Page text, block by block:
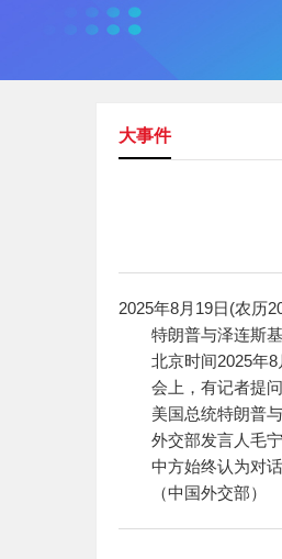
大事件
2025年8月19日(农历
特朗普与泽连斯基
北京时间2025年8月
会上，有记者提问
美国总统特朗普与
外交部发言人毛宁
中方始终认为对话
（中国外交部）